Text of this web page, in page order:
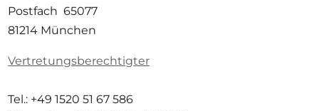
Postfach 65077
81214 München
Vertretungsberechtigter
Tel.: +49 1520 51 67 586